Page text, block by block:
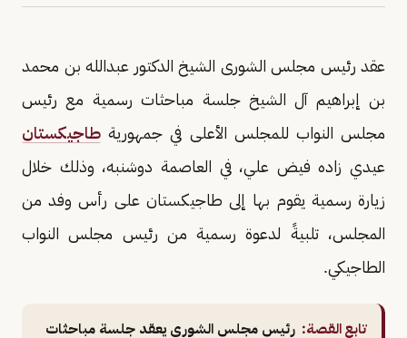
عقد رئيس مجلس الشورى الشيخ الدكتور عبدالله بن محمد
بن إبراهيم آل الشيخ جلسة مباحثات رسمية مع رئيس
مجلس النواب للمجلس الأعلى في جمهورية طاجيكستان
عيدي زاده فيض علي، في العاصمة دوشنبه، وذلك خلال
زيارة رسمية يقوم بها إلى طاجيكستان على رأس وفد من
المجلس، تلبيةً لدعوة رسمية من رئيس مجلس النواب
الطاجيكي.
تابع القصة: رئيس مجلس الشورى يعقد جلسة مباحثات